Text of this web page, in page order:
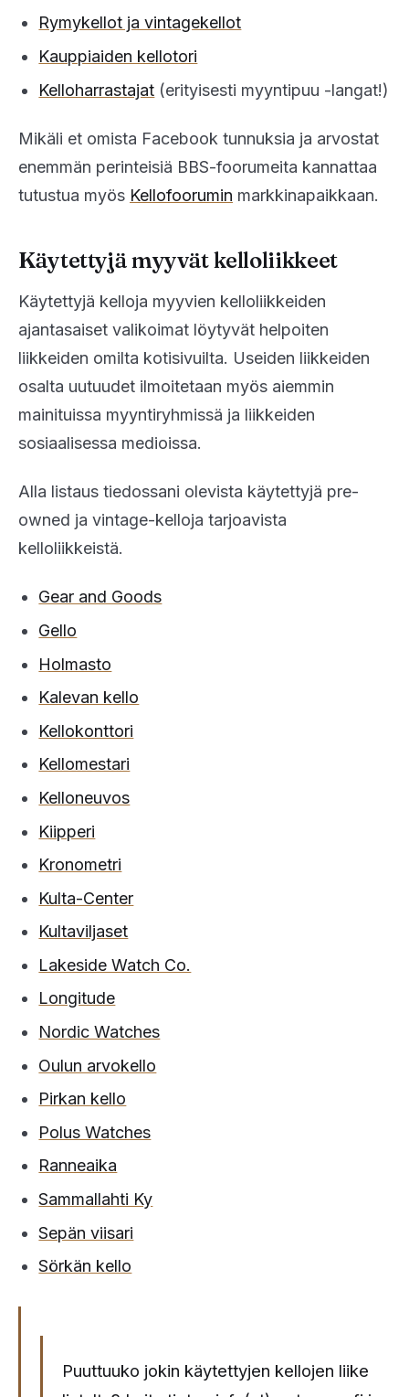
Rymykellot ja vintagekellot
Kauppiaiden kellotori
Kelloharrastajat (erityisesti myyntipuu -langat!)
Mikäli et omista Facebook tunnuksia ja arvostat
enemmän perinteisiä BBS-foorumeita kannattaa
tutustua myös Kellofoorumin markkinapaikkaan.
Käytettyjä myyvät kelloliikkeet
Käytettyjä kelloja myyvien kelloliikkeiden
ajantasaiset valikoimat löytyvät helpoiten
liikkeiden omilta kotisivuilta. Useiden liikkeiden
osalta uutuudet ilmoitetaan myös aiemmin
mainituissa myyntiryhmissä ja liikkeiden
sosiaalisessa medioissa.
Alla listaus tiedossani olevista käytettyjä pre-
owned ja vintage-kelloja tarjoavista
kelloliikkeistä.
Gear and Goods
Gello
Holmasto
Kalevan kello
Kellokonttori
Kellomestari
Kelloneuvos
Kiipperi
Kronometri
Kulta-Center
Kultaviljaset
Lakeside Watch Co.
Longitude
Nordic Watches
Oulun arvokello
Pirkan kello
Polus Watches
Ranneaika
Sammallahti Ky
Sepän viisari
Sörkän kello
Puuttuuko jokin käytettyjen kellojen liike